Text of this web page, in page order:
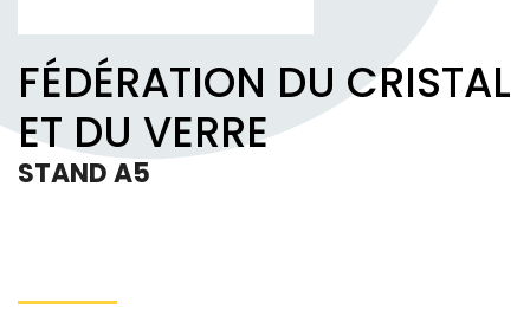
FÉDÉRATION DU CRISTAL
ET DU VERRE
STAND A5